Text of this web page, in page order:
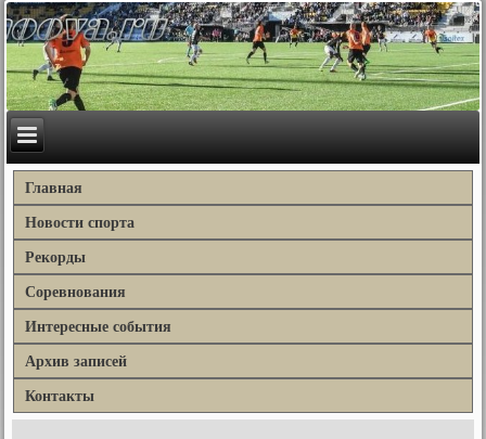
Главная
Новости спорта
Рекорды
Соревнования
Интересные события
Архив записей
Контакты